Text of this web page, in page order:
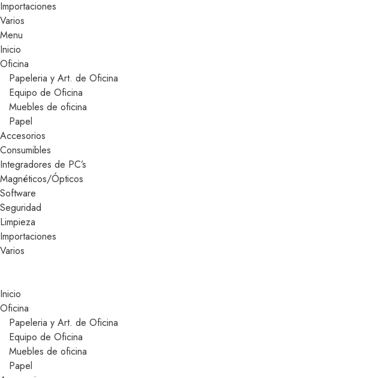
Importaciones
Varios
Menu
Inicio
Oficina
Papeleria y Art. de Oficina
Equipo de Oficina
Muebles de oficina
Papel
Accesorios
Consumibles
Integradores de PC’s
Magnéticos/Ópticos
Software
Seguridad
Limpieza
Importaciones
Varios
Inicio
Oficina
Papeleria y Art. de Oficina
Equipo de Oficina
Muebles de oficina
Papel